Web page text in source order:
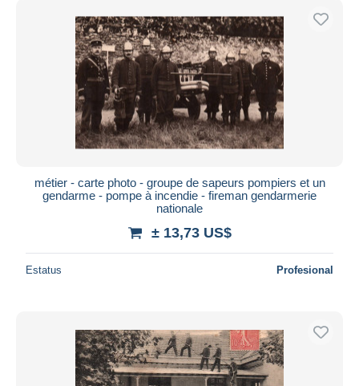
métier - carte photo - groupe de sapeurs pompiers et un
gendarme - pompe à incendie - fireman gendarmerie
nationale
± 13,73 US$
Estatus Profesional